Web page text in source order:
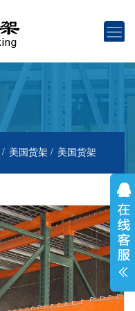
美国货架 美国货架